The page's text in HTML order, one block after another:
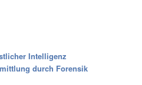
Intelligenz
durch Forensik